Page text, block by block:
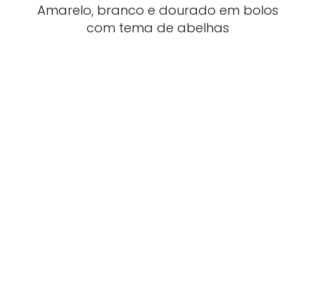
Amarelo, branco e dourado em bolos
com tema de abelhas